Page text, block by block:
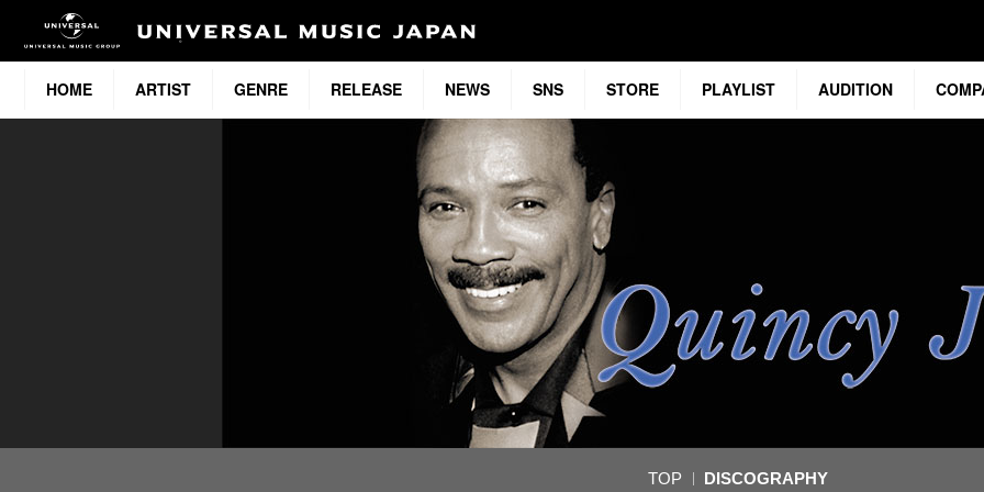
HOME ARTIST GENRE RELEASE NEWS SNS STORE PLAYLIST AUDITION
TOP DISCOGRAPHY